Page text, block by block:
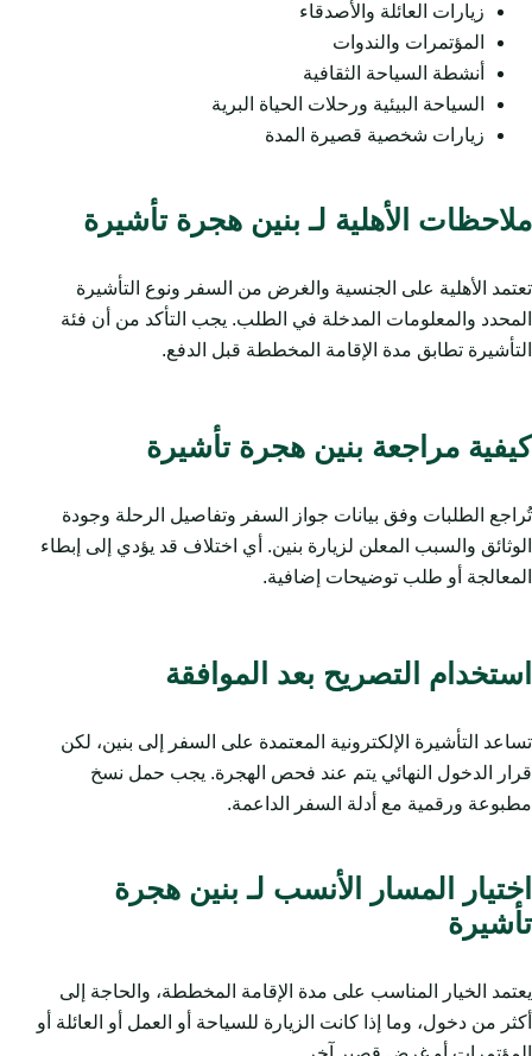
زيارات العائلة والأصدقاء
المؤتمرات والندوات
أنشطة السياحة الثقافية
السياحة البيئية ورحلات الحياة البرية
زيارات شخصية قصيرة المدة
ملاحظات الأهلية لـ بنين هجرة تأشيرة
تعتمد الأهلية على الجنسية والغرض من السفر ونوع التأشيرة
المحدد والمعلومات المدخلة في الطلب. يجب التأكد من أن فئة
التأشيرة تطابق مدة الإقامة المخططة قبل الدفع.
كيفية مراجعة بنين هجرة تأشيرة
تُراجع الطلبات وفق بيانات جواز السفر وتفاصيل الرحلة وجودة
الوثائق والسبب المعلن لزيارة بنين. أي اختلاف قد يؤدي إلى إبطاء
المعالجة أو طلب توضيحات إضافية.
استخدام التصريح بعد الموافقة
تساعد التأشيرة الإلكترونية المعتمدة على السفر إلى بنين، لكن
قرار الدخول النهائي يتم عند فحص الهجرة. يجب حمل نسخ
مطبوعة ورقمية مع أدلة السفر الداعمة.
اختيار المسار الأنسب لـ بنين هجرة
تأشيرة
يعتمد الخيار المناسب على مدة الإقامة المخططة، والحاجة إلى
أكثر من دخول، وما إذا كانت الزيارة للسياحة أو العمل أو العائلة أو